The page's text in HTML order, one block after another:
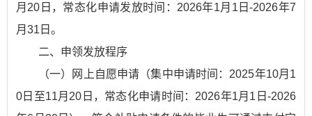
月20日，常态化申请发放时间：2026年1月1日-2026年7
月31日。
二、申领发放程序
（一）网上自愿申请（集中申请时间：2025年10月1
0日至11月20日，常态化申请时间：2026年1月1日-2026